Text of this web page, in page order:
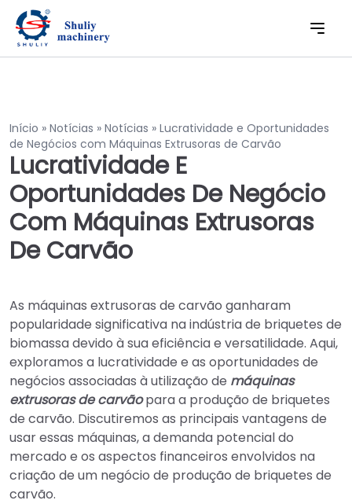
Início » Notícias » Notícias » Lucratividade e Oportunidades
de Negócios com Máquinas Extrusoras de Carvão
Lucratividade E
Oportunidades De Negócio
Com Máquinas Extrusoras
De Carvão
As máquinas extrusoras de carvão ganharam
popularidade significativa na indústria de briquetes de
biomassa devido à sua eficiência e versatilidade. Aqui,
exploramos a lucratividade e as oportunidades de
negócios associadas à utilização de máquinas
extrusoras de carvãopara a produção de briquetes
de carvão. Discutiremos as principais vantagens de
usar essas máquinas, a demanda potencial do
mercado e os aspectos financeiros envolvidos na
criação de um negócio de produção de briquetes de
carvão.